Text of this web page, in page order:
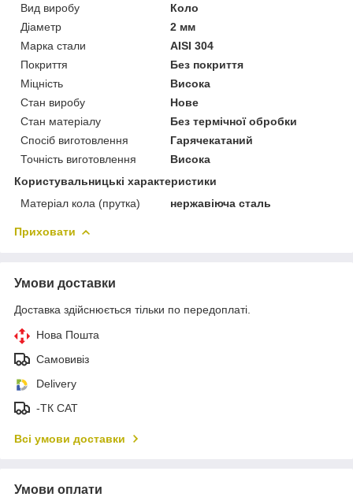
Вид виробу
Коло
Діаметр
2 мм
Марка стали
AISI 304
Покриття
Без покриття
Міцність
Висока
Стан виробу
Нове
Стан матеріалу
Без термічної обробки
Спосіб виготовлення
Гарячекатаний
Точність виготовлення
Висока
Користувальницькі характеристики
Матеріал кола (прутка)
нержавіюча сталь
Приховати
Умови доставки
Доставка здійснюється тільки по передоплаті.
Нова Пошта
Самовивіз
Delivery
-ТК САТ
Всі умови доставки
Умови оплати